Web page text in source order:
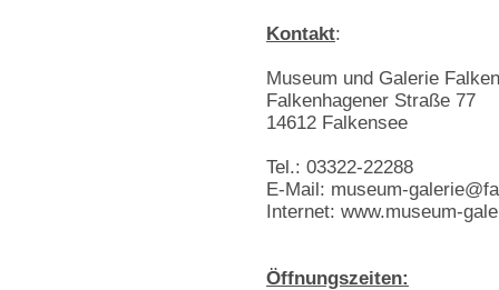
Kontakt:
Museum und Galerie
Falkenhagener Straße 77
14612 Falkensee
Tel.: 03322-22288
E-Mail: museum-
Internet: www.museum-
Öffnungszeiten: